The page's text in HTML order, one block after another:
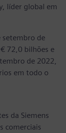
líder global em
setembro de
72,0 bilhões e
de 2022,
em todo o
da Siemens
comerciais